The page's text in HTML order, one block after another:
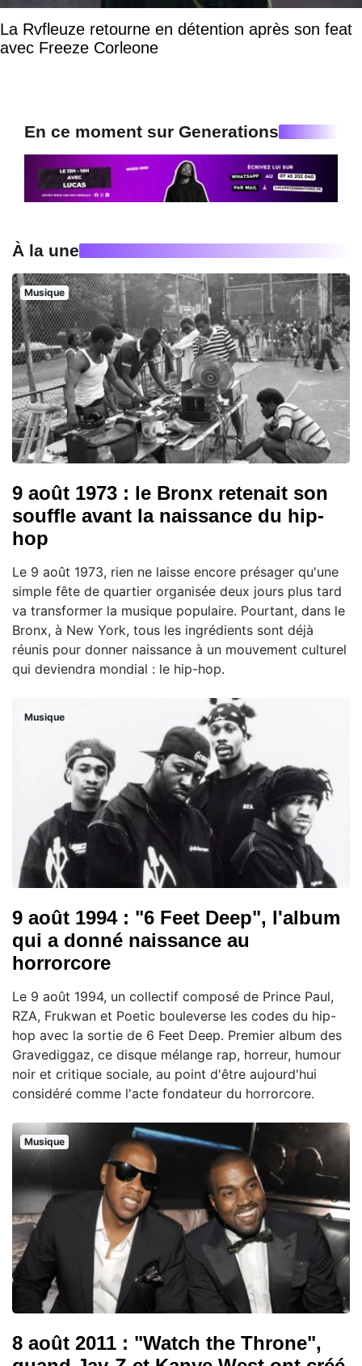
La Rvfleuze retourne en détention après son feat
avec Freeze Corleone
En ce moment sur Generations
À la une
Musique
9 août 1973 : le Bronx retenait son
souffle avant la naissance du hip-
hop
Le 9 août 1973, rien ne laisse encore présager qu'une
simple fête de quartier organisée deux jours plus tard
va transformer la musique populaire. Pourtant, dans le
Bronx, à New York, tous les ingrédients sont déjà
réunis pour donner naissance à un mouvement culturel
qui deviendra mondial : le hip-hop.
Musique
9 août 1994 : "6 Feet Deep", l'album
qui a donné naissance au
horrorcore
Le 9 août 1994, un collectif composé de Prince Paul,
RZA, Frukwan et Poetic bouleverse les codes du hip-
hop avec la sortie de 6 Feet Deep. Premier album des
Gravediggaz, ce disque mélange rap, horreur, humour
noir et critique sociale, au point d'être aujourd'hui
considéré comme l'acte fondateur du horrorcore.
Musique
8 août 2011 : "Watch the Throne",